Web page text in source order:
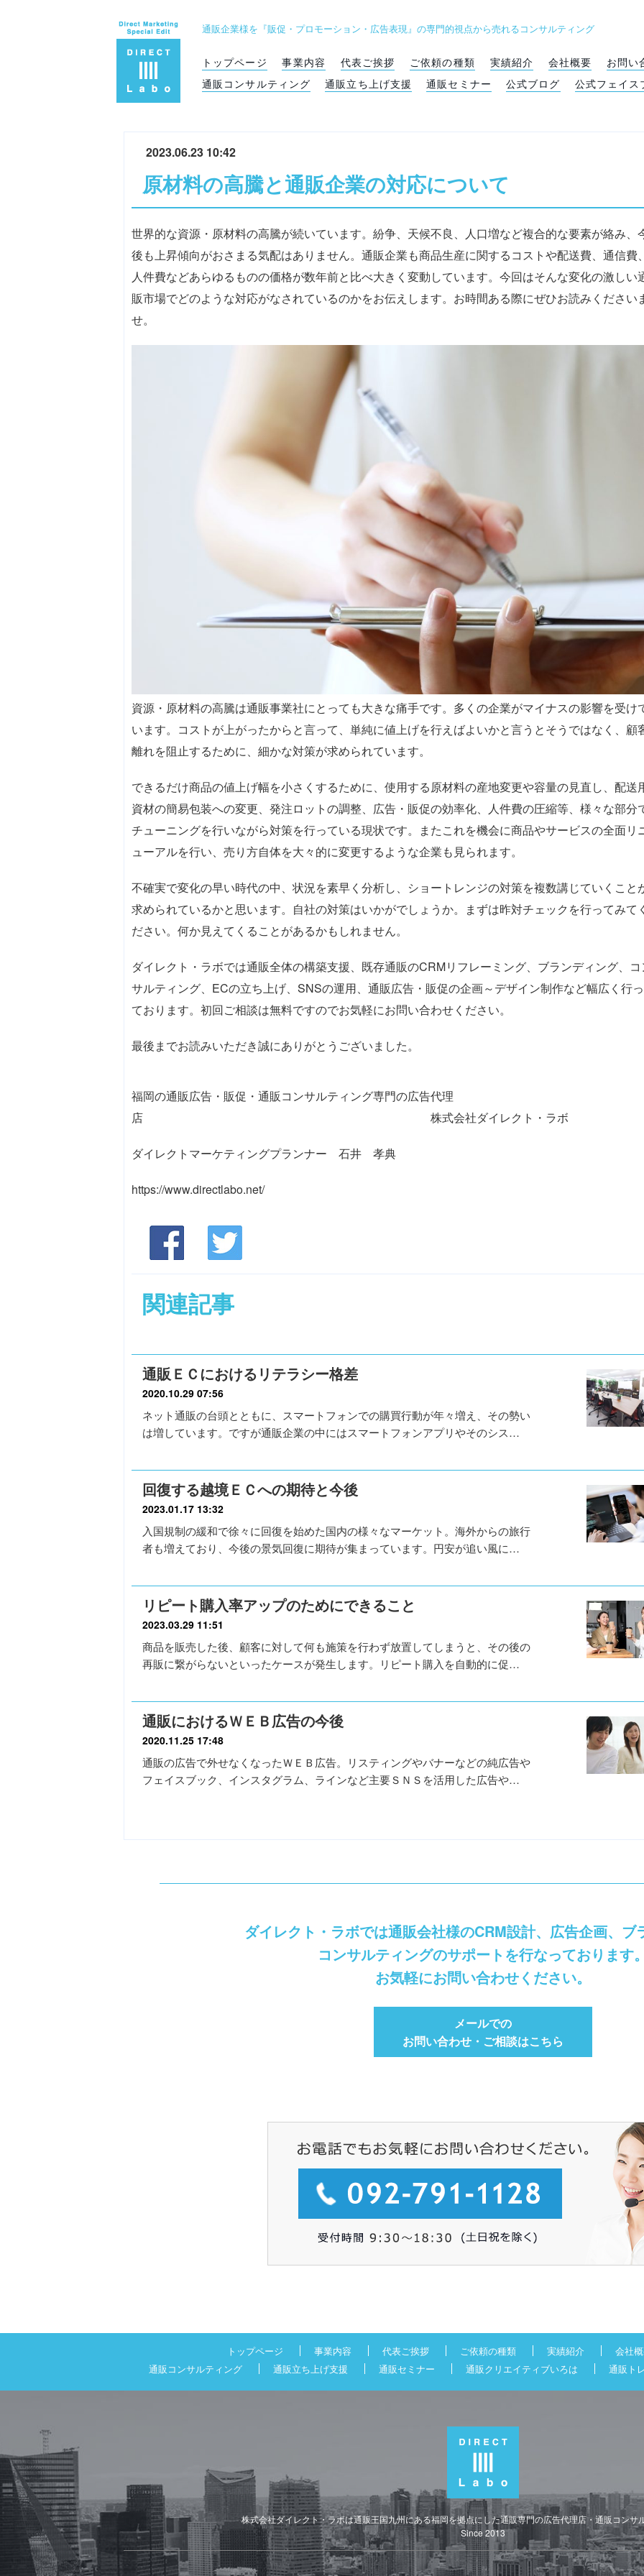
通販企業様を『販促・プロモーション・広告表現』の専門的視点から売れるコンサルティング
トップページ 事業内容 代表ご挨拶 ご依頼の種類 実績紹介 会社概要
お問い
通販コンサルティング
通販立ち上げ支援 通販セミナー 公式ブログ 公式フェイス
2023.06.23 10:42
原材料の高騰と通販企業の対応について
世界的な資源・原材料の高騰が続いています。紛争、天候不良、人口増など複合的な要素が絡み、
後も上昇傾向がおさまる気配はありません。通販企業も商品生産に関するコストや配送費、通信費
人件費などあらゆるものの価格が数年前と比べ大きく変動しています。今回はそんな変化の激しい
販市場でどのような対応がなされているのかをお伝えします。お時間ある際にぜひお読みください
せ。
資源・原材料の高騰は通販事業社にとっても大きな痛手です。多くの企業がマイナスの影響を受け
います。コストが上がったからと言って、単純に値上げを行えばよいかと言うとそうではなく、顧
離れを阻止するために、細かな対策が求められています。
できるだけ商品の値上げ幅を小さくするために、使用する原材料の産地変更や容量の見直し、配送
資材の簡易包装への変更、発注ロットの調整、広告・販促の効率化、人件費の圧縮等、様々な部分
チューニングを行いながら対策を行っている現状です。またこれを機会に商品やサービスの全面リ
ューアルを行い、売り方自体を大々的に変更するような企業も見られます。
不確実で変化の早い時代の中、状況を素早く分析し、ショートレンジの対策を複数講じていくこと
求められているかと思います。自社の対策はいかがでしょうか。まずは昨対チェックを行ってみて
ださい。何か見えてくることがあるかもしれません。
ダイレクト・ラボでは通販全体の構築支援、既存通販のCRMリフレーミング、ブランディング、
サルティング、ECの立ち上げ、SNSの運用、通販広告・販促の企画～デザイン制作など幅広く行っ
ております。初回ご相談は無料ですのでお気軽にお問い合わせください。
最後までお読みいただき誠にありがとうございました。
福岡の通販広告・販促・通販コンサルティング専門の広告代理
店 株式会社ダイレクト・ラボ
ダイレクトマーケティングプランナー 石井 孝典
https://www.directlabo.net/
関連記事
通販ＥＣにおけるリテラシー格差
2020.10.29 07:56
ネット通販の台頭とともに、スマートフォンでの購買行動が年々増え、その勢い
は増しています。ですが通販企業の中にはスマートフォンアプリやそのシス…
回復する越境ＥＣへの期待と今後
2023.01.17 13:32
入国規制の緩和で徐々に回復を始めた国内の様々なマーケット。海外からの旅行
者も増えており、今後の景気回復に期待が集まっています。円安が追い風に…
リピート購入率アップのためにできること
2023.03.29 11:51
商品を販売した後、顧客に対して何も施策を行わず放置してしまうと、その後の
再販に繋がらないといったケースが発生します。リピート購入を自動的に促…
通販におけるＷＥＢ広告の今後
2020.11.25 17:48
通販の広告で外せなくなったＷＥＢ広告。リスティングやバナーなどの純広告や
フェイスブック、インスタグラム、ラインなど主要ＳＮＳを活用した広告や…
ダイレクト・ラボでは通販会社様のCRM設計、広告企画、ブ
コンサルティングのサポートを行なっております
お気軽にお問い合わせください。
メールでの
お問い合わせ・ご相談はこちら
トップページ 事業内容 代表ご挨拶 ご依頼の種類 実績紹介
会社
通販コンサルティング
通販立ち上げ支援 通販セミナー 通販クリエイティブいろは 通販ト
株式会社ダイレクト・ラボは通販王国九州にある福岡を拠点にした通販専門の広告代理店・通販コンサ
Since 2013